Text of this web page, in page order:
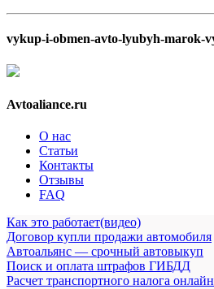
vykup-i-obmen-avto-lyubyh-marok-
Avtoaliance.ru
О нас
Статьи
Контакты
Отзывы
FAQ
Как это работает(видео)
Договор купли продажи автомобиля
Автоальянс — срочный автовыкуп
Поиск и оплата штрафов ГИБДД
Расчет транспортного налога онлайн